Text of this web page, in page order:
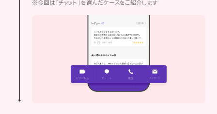
※今回は「チャット」を選んだケースをご紹介します